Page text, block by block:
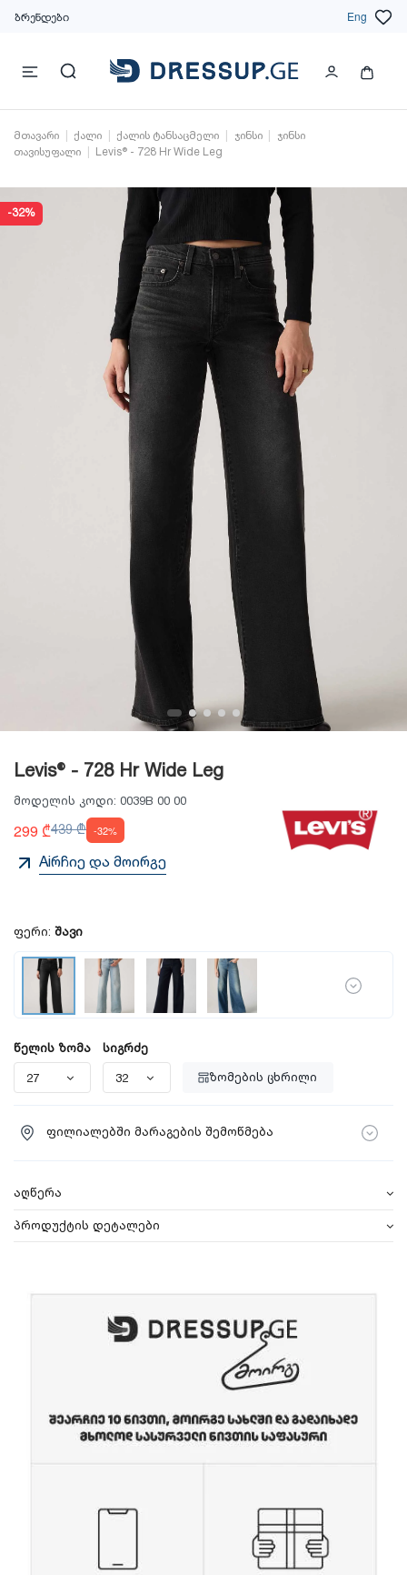
ბრენდები Eng
მთავარი ქალი ქალის ტანსაცმელი ჯინსი
ჯინსი
თავისუფალი
Levis® - 728 Hr Wide Leg
-32%
Levis® - 728 Hr Wide Leg
მოდელის კოდი: 0039B 00 00
299 ₾439 ₾ -32%
Aiრჩიე და მოირგე
ფერი: შავი
წელის ზომა
სიგრძე
ზომების ცხრილი
ფილიალებში მარაგების შემოწმება
აღწერა
პროდუქტის დეტალები